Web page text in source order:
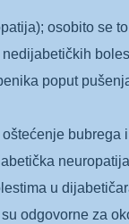
osobito se
poput
bubrega
u
odgovorne za